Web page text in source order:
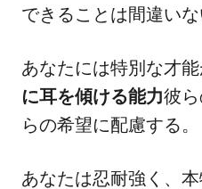
できることは間違いな
あなたには特別な才
に耳を傾ける能力彼
らの希望に配慮する。
あなたは忍耐強く、